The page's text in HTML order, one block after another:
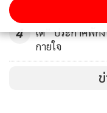
4
โดนจับจ้อง-วิจ
เด” ประกาศพัก
กายใจ